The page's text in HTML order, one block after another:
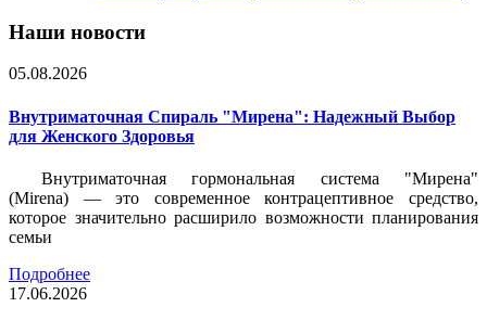
Наши новости
05.08.2026
Внутриматочная Спираль "Мирена": Надежный Выбор
для Женского Здоровья
Внутриматочная гормональная система "Мирена"
(Mirena) — это современное контрацептивное средство,
которое значительно расширило возможности планирования
семьи
Подробнее
17.06.2026